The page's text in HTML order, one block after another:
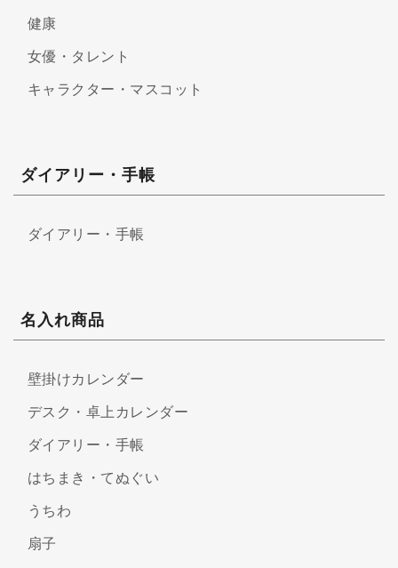
健康
女優・タレント
キャラクター・マスコット
ダイアリー・手帳
ダイアリー・手帳
名入れ商品
壁掛けカレンダー
デスク・卓上カレンダー
ダイアリー・手帳
はちまき・てぬぐい
うちわ
扇子